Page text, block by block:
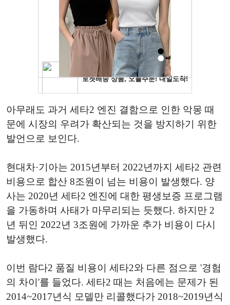
아무래도 과거 세타2 엔진 결함으로 인한 악몽 때
문에 시장의 우려가 확산되는 것을 방지하기 위한
발언으로 보인다.
현대차·기아는 2015년부터 2022년까지 세타2 관련
비용으로 합산 8조원이 넘는 비용이 발생했다. 양
사는 2020년 세타2 엔진에 대한 평생보증 프로그램
을 가동하며 사태가 마무리되는 듯했다. 하지만 2
년 뒤인 2022년 3조원에 가까운 추가 비용이 다시
발생했다.
이번 람다2 품질 비용이 세타2와 다른 점으로 '경험
의 차이'를 들었다. 세타2 때는 처음에는 문제가 된
2014~2017년식 모델만 리콜했다가 2018~2019년식